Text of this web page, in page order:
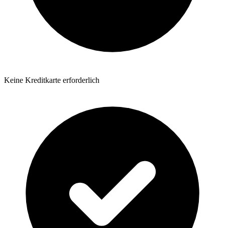
Keine Kreditkarte erforderlich